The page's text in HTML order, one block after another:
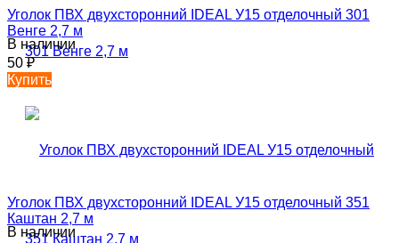
Уголок ПВХ двухсторонний IDEAL У15 отделочный 301
Венге 2,7 м
В наличии
50₽
Купить
Уголок ПВХ двухсторонний IDEAL У15 отделочный 351
Каштан 2,7 м
В наличии